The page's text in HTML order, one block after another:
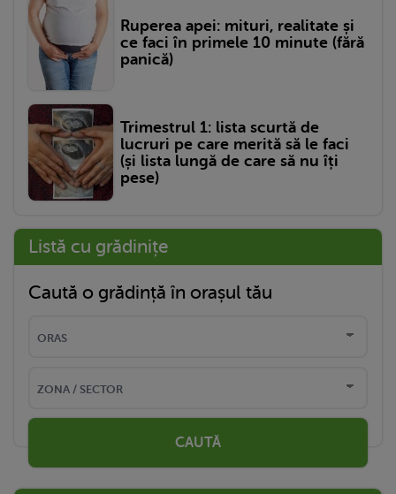
Ruperea apei: mituri, realitate și
ce faci în primele 10 minute (fără
panică)
Trimestrul 1: lista scurtă de
lucruri pe care merită să le faci
(și lista lungă de care să nu îți
pese)
Listă cu grădinițe
Caută o grădință în orașul tău
CAUTĂ